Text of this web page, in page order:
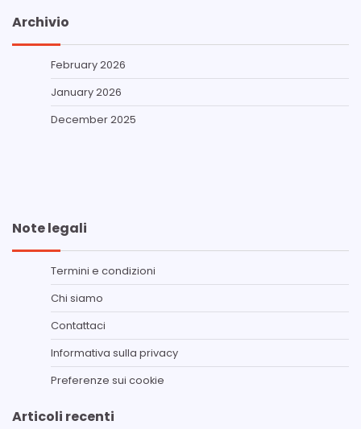
Archivio
February 2026
January 2026
December 2025
Note legali
Termini e condizioni
Chi siamo
Contattaci
Informativa sulla privacy
Preferenze sui cookie
Articoli recenti